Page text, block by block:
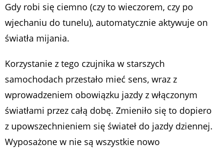
Gdy robi się ciemno (czy to wieczorem, czy po
wjechaniu do tunelu), automatycznie aktywuje on
światła mijania.
Korzystanie z tego czujnika w starszych
samochodach przestało mieć sens, wraz z
wprowadzeniem obowiązku jazdy z włączonym
światłami przez całą dobę. Zmieniło się to dopiero
z upowszechnieniem się świateł do jazdy dziennej.
Wyposażone w nie są wszystkie nowo